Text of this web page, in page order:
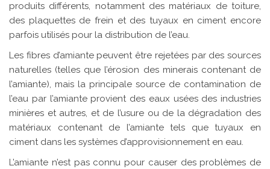
produits différents, notamment des matériaux de toiture,
des plaquettes de frein et des tuyaux en ciment encore
parfois utilisés pour la distribution de l’eau.
Les fibres d’amiante peuvent être rejetées par des sources
naturelles (telles que l’érosion des minerais contenant de
l’amiante), mais la principale source de contamination de
l’eau par l’amiante provient des eaux usées des industries
minières et autres, et de l’usure ou de la dégradation des
matériaux contenant de l’amiante tels que tuyaux en
ciment dans les systèmes d’approvisionnement en eau.
L’amiante n’est pas connu pour causer des problèmes de